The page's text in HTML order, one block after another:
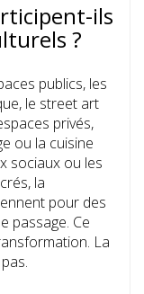
ils
?
publics, les
le street art
privés,
ou la cuisine
sociaux ou les
la
pour des
passage. Ce
La